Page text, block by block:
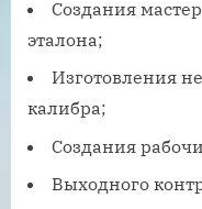
Создания
эталона;
Изготовления
калибра;
Создания
Выходного